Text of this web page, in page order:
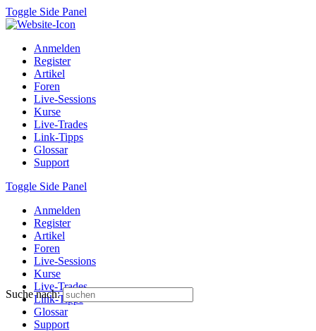
Toggle Side Panel
Anmelden
Register
Artikel
Foren
Live-Sessions
Kurse
Live-Trades
Link-Tipps
Glossar
Support
Toggle Side Panel
Anmelden
Register
Artikel
Foren
Live-Sessions
Kurse
Live-Trades
Link-Tipps
Glossar
Support
Suche nach: